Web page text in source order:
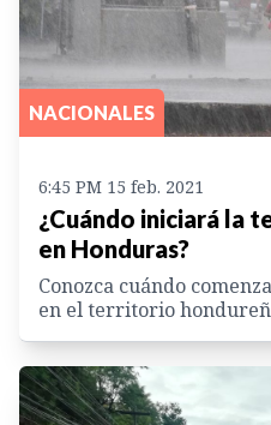
NACIONALES
6:45 PM 15 feb. 2021
¿Cuándo iniciará la
en Honduras?
Conozca cuándo
en el territorio